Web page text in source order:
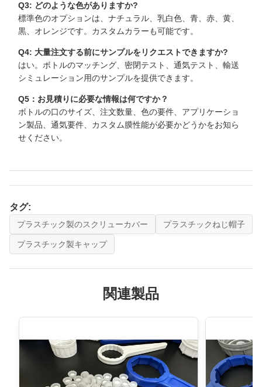
Q3: どのような色がありますか?
標準色のオプションは、ナチュラル、乳白色、青、赤、黄、
黒、オレンジです。カスタムカラーも可能です。
Q4: 大量注文する前にサンプルをリクエストできますか?
はい。ボトルのマッチング、密閉テスト、通気テスト、輸送
シミュレーション用のサンプルを提供できます。
Q5：お見積りに必要な情報は何ですか？
ボトルの口のサイズ、注文数量、色の要件、アプリケーショ
ン製品、通気要件、カスタム膜性能が必要かどうかをお知ら
せください。
タグ:
プラスチック製のスクリューカバー プラスチックねじ帽子
プラスチック製キャップ
関連製品